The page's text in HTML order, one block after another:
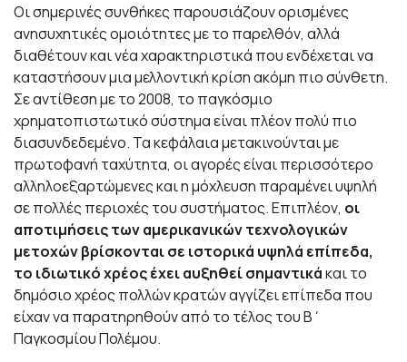
Οι σημερινές συνθήκες παρουσιάζουν ορισμένες
ανησυχητικές ομοιότητες με το παρελθόν, αλλά
διαθέτουν και νέα χαρακτηριστικά που ενδέχεται να
καταστήσουν μια μελλοντική κρίση ακόμη πιο σύνθετη.
Σε αντίθεση με το 2008, το παγκόσμιο
χρηματοπιστωτικό σύστημα είναι πλέον πολύ πιο
διασυνδεδεμένο. Τα κεφάλαια μετακινούνται με
πρωτοφανή ταχύτητα, οι αγορές είναι περισσότερο
αλληλοεξαρτώμενες και η μόχλευση παραμένει υψηλή
σε πολλές περιοχές του συστήματος. Επιπλέον, οι
αποτιμήσεις των αμερικανικών τεχνολογικών
μετοχών βρίσκονται σε ιστορικά υψηλά επίπεδα,
το ιδιωτικό χρέος έχει αυξηθεί σημαντικάκαι το
δημόσιο χρέος πολλών κρατών αγγίζει επίπεδα που
είχαν να παρατηρηθούν από το τέλος του Β΄
Παγκοσμίου Πολέμου.